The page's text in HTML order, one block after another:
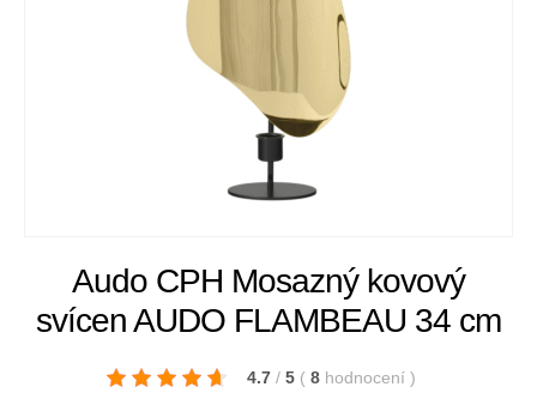
Audo CPH Mosazný kovový
svícen AUDO FLAMBEAU 34 cm
4.7 / 5 ( 8 hodnocení )